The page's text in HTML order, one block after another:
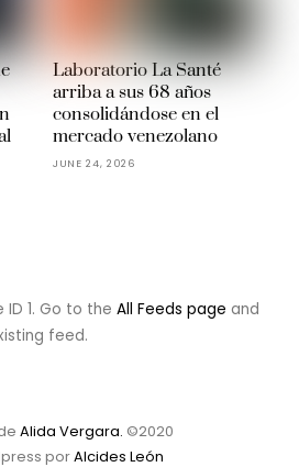
Laboratorio La Santé
arriba a sus 68 años
consolidándose en el
mercado venezolano
JUNE 24, 2026
ID 1. Go to theAll Feeds page and
feed.
Alida Vergara. ©2020
porAlcides León